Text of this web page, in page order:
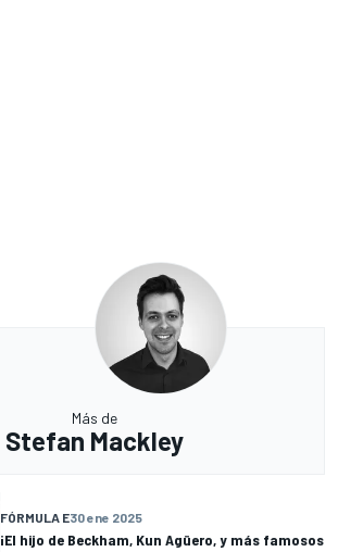
Más de
Stefan Mackley
FÓRMULA E30 ene 2025
¡El hijo de Beckham, Kun Agüero, y más famosos